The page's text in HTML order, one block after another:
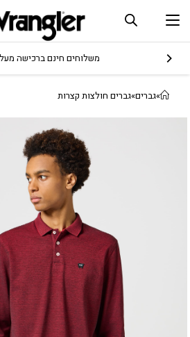
משלוחים חינם ברכישה מעל 249.90 ₪
»גברים»גברים חולצות קצרות